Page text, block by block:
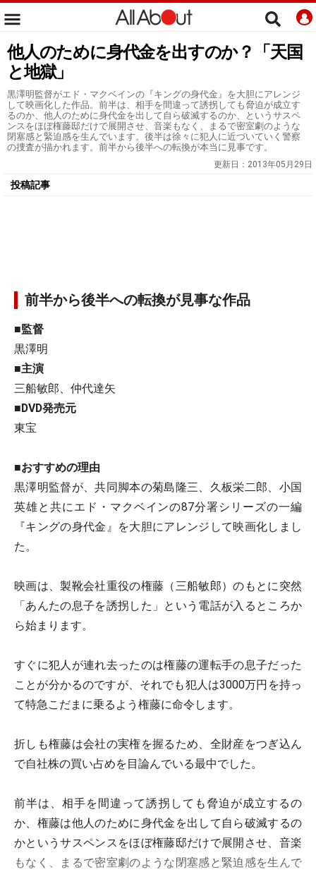
他人のために身代金を出すのか？「天国
と地獄」
黒澤明監督がエド・マクベインの『キングの身代金』を大胆にアレンジ
して映画化した作品。前半は、相手を間違って誘拐しても脅迫が成立す
るのか、他人のために身代金を出して自ら破滅するのか、というサスペ
ンスをほぼ権藤邸だけで展開させ、音楽もなく、まるで密室劇のような
閉塞感と緊迫感を生んでいます。後半は徐々に犯人に近づいていく警察
の捜査が描かれます。前半から後半への転換が本当に見事です。
更新日： 2013年05月29日
投稿記事
前半から後半への転換が見事な作品
■監督
黒澤明
■主演
三船敏郎、仲代達矢
■DVD発売元
東宝
■おすすめの理由
黒澤明監督が、共同脚本の菊島隆三、久板栄二郎、小国
英雄と共にエド・マクベインの87分署シリーズの一編
『キングの身代金』を大胆にアレンジして映画化しまし
た。
映画は、製靴会社重役の権藤（三船敏郎）のもとに突然
「あんたの息子を誘拐した」という電話が入るところか
ら始まります。
すぐに犯人が連れ去ったのは権藤の運転手の息子だった
ことが分かるのですが、それでも犯人は3000万円を持っ
て特急こだまに乗るよう権藤に命令します。
折しも権藤は会社の実権を握るため、全財産をつぎ込ん
で自社株の買い占めを目論んでいる最中でした。
前半は、相手を間違って誘拐しても脅迫が成立するの
か、権藤は他人のために身代金を出して自ら破滅するの
かというサスペンスをほぼ権藤邸だけで展開させ、音楽
もなく、まるで密室劇のような閉塞感と緊迫感を生んで